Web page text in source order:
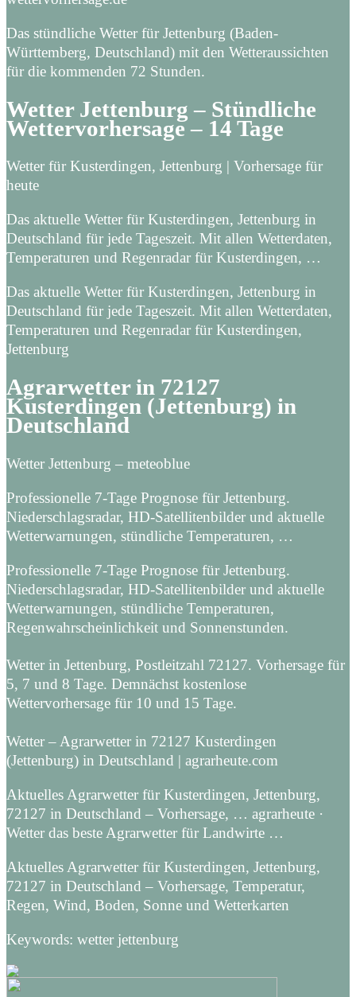
Das stündliche Wetter für Jettenburg (Baden-
Württemberg, Deutschland) mit den Wetteraussichten
für die kommenden 72 Stunden.
Wetter Jettenburg – Stündliche
Wettervorhersage – 14 Tage
Wetter für Kusterdingen, Jettenburg | Vorhersage für
heute
Das aktuelle Wetter für Kusterdingen, Jettenburg in
Deutschland für jede Tageszeit. Mit allen Wetterdaten,
Temperaturen und Regenradar für Kusterdingen, …
Das aktuelle Wetter für Kusterdingen, Jettenburg in
Deutschland für jede Tageszeit. Mit allen Wetterdaten,
Temperaturen und Regenradar für Kusterdingen,
Jettenburg
Agrarwetter in 72127
Kusterdingen (Jettenburg) in
Deutschland
Wetter Jettenburg – meteoblue
Professionelle 7-Tage Prognose für Jettenburg.
Niederschlagsradar, HD-Satellitenbilder und aktuelle
Wetterwarnungen, stündliche Temperaturen, …
Professionelle 7-Tage Prognose für Jettenburg.
Niederschlagsradar, HD-Satellitenbilder und aktuelle
Wetterwarnungen, stündliche Temperaturen,
Regenwahrscheinlichkeit und Sonnenstunden.
Wetter in Jettenburg, Postleitzahl 72127. Vorhersage für
5, 7 und 8 Tage. Demnächst kostenlose
Wettervorhersage für 10 und 15 Tage.
Wetter – Agrarwetter in 72127 Kusterdingen
(Jettenburg) in Deutschland | agrarheute.com
Aktuelles Agrarwetter für Kusterdingen, Jettenburg,
72127 in Deutschland – Vorhersage, … agrarheute ·
Wetter das beste Agrarwetter für Landwirte …
Aktuelles Agrarwetter für Kusterdingen, Jettenburg,
72127 in Deutschland – Vorhersage, Temperatur,
Regen, Wind, Boden, Sonne und Wetterkarten
Keywords: wetter jettenburg